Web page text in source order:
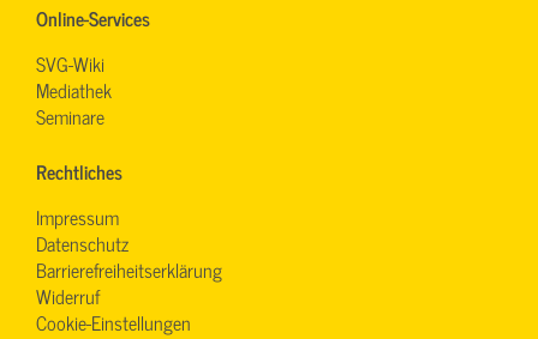
Online-Services
SVG-Wiki
Mediathek
Seminare
Rechtliches
Impressum
Datenschutz
Barrierefreiheitserklärung
Widerruf
Cookie-Einstellungen